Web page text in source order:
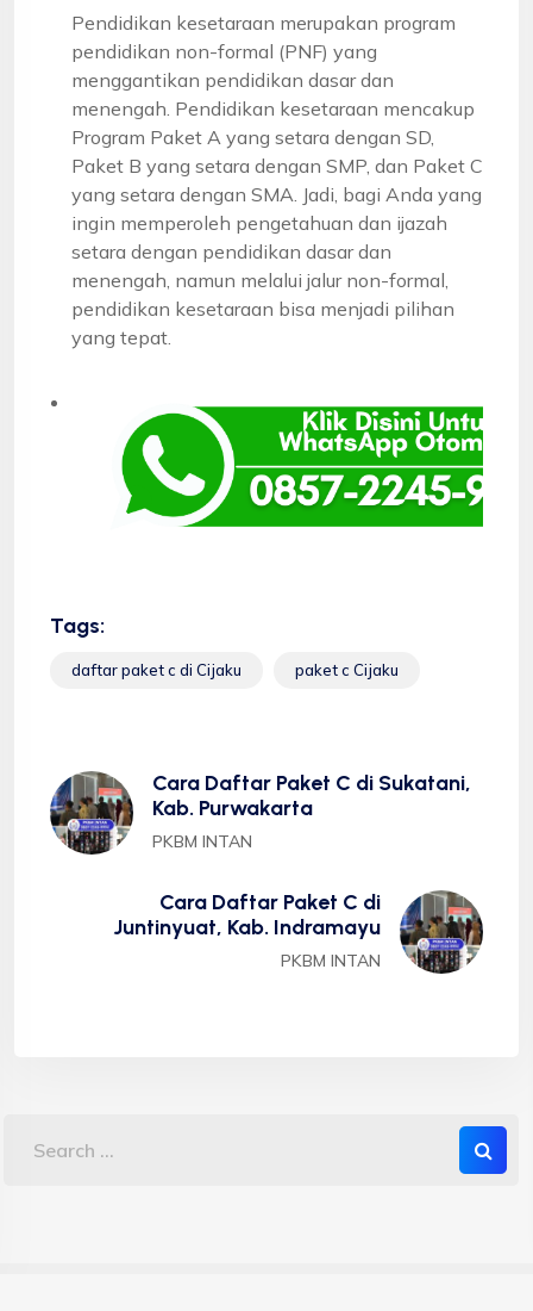
Pendidikan kesetaraan merupakan program
pendidikan non-formal (PNF) yang
menggantikan pendidikan dasar dan
menengah. Pendidikan kesetaraan mencakup
Program Paket A yang setara dengan SD,
Paket B yang setara dengan SMP, dan Paket C
yang setara dengan SMA. Jadi, bagi Anda yang
ingin memperoleh pengetahuan dan ijazah
setara dengan pendidikan dasar dan
menengah, namun melalui jalur non-formal,
pendidikan kesetaraan bisa menjadi pilihan
yang tepat.
Tags:
daftar paket c di Cijaku paket c Cijaku
Cara Daftar Paket C di Sukatani,
Kab. Purwakarta
PKBM INTAN
Cara Daftar Paket C di
Juntinyuat, Kab. Indramayu
PKBM INTAN